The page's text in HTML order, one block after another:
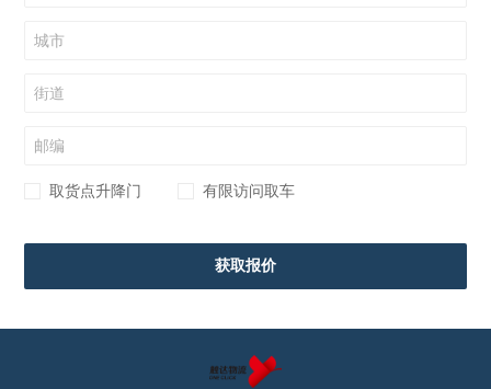
取货点升降门 有限访问取车
获取报价